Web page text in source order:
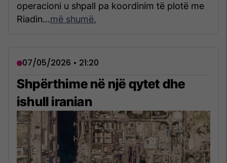
operacioni u shpall pa koordinim të plotë me
Riadin...më shumë.
07/05/2026 • 21:20
Shpërthime në një qytet dhe
ishull iranian